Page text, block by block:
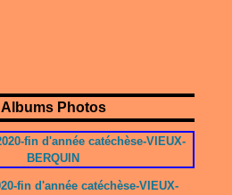
Albums Photos
fin d'année catéchèse-VIEUX-